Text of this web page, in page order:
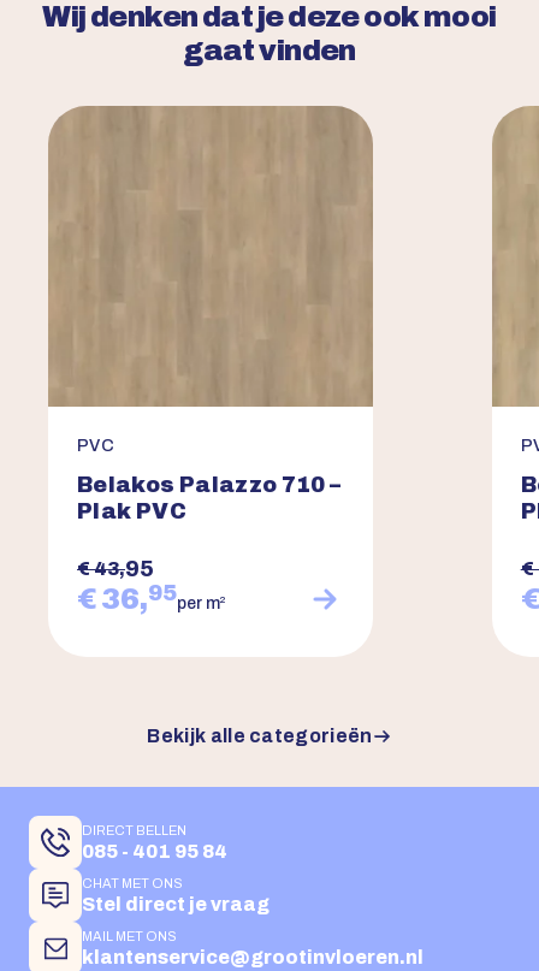
Wij denken dat je deze ook mooi
gaat vinden
PVC
Belakos Palazzo 710 –
Plak PVC
€ 43,95
€ 36,95per m2
€
Bekijk alle categorieën
DIRECT BELLEN
085 - 401 95 84
CHAT MET ONS
Stel direct je vraag
MAIL MET ONS
klantenservice@grootinvloeren.nl